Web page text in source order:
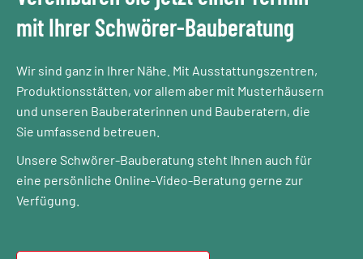
mit Ihrer Schwörer-Bauberatung
Wir sind ganz in Ihrer Nähe. Mit Ausstattungszentren,
Produktionsstätten, vor allem aber mit Musterhäusern
und unseren Bauberaterinnen und Bauberatern, die
Sie umfassend betreuen.
Unsere Schwörer-Bauberatung steht Ihnen auch für
eine persönliche Online-Video-Beratung gerne zur
Verfügung.